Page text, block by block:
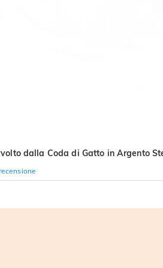
dalla Coda di Gatto in Argento